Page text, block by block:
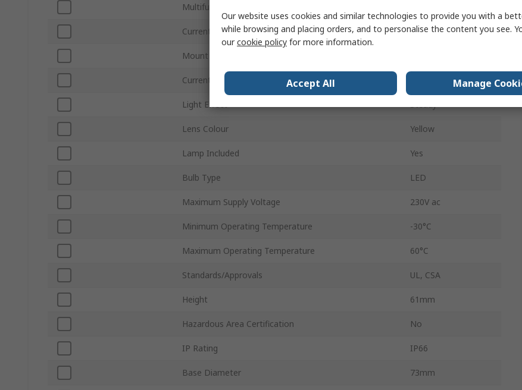
Multifunction
Current Type AC
Mount Type
Current Consumption
Light Effect Steady
Lens Colour Yellow
Lamp Included Yes
Bulb Type LED
Maximum Supply Voltage 230V ac
Minimum Operating Temperature -30°C
Maximum Operating Temperature 60°C
Standards/Approvals UL, CSA
Height 61mm
Hazardous Area Certification No
IP Rating IP66
Base Diameter 73mm
Our website uses cookies and similar technologies to provide you with a
while browsing and placing orders, and to personalise the content you see.
ourcookie policy for more information.
Accept All Manage